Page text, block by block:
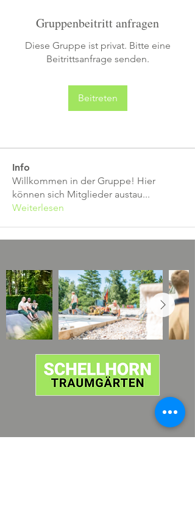
Gruppenbeitritt anfragen
Diese Gruppe ist privat. Bitte eine
Beitrittsanfrage senden.
Beitreten
Info
Willkommen in der Gruppe! Hier
können sich Mitglieder austau...
Weiterlesen